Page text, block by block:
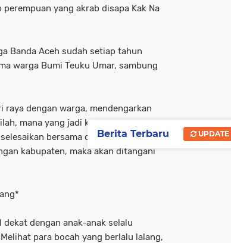
yang akrab disapa Kak Na
Banda Aceh sudah setiap tahun
warga Bumi Teuku Umar, sambung
raya dengan warga, mendengarkan
mana yang jadi kewenangan
bersama dinas terkait.
kabupaten, maka akan ditangani
dekat dengan anak-anak selalu
para bocah yang berlalu lalang,
Berita Terbaru UPDATE